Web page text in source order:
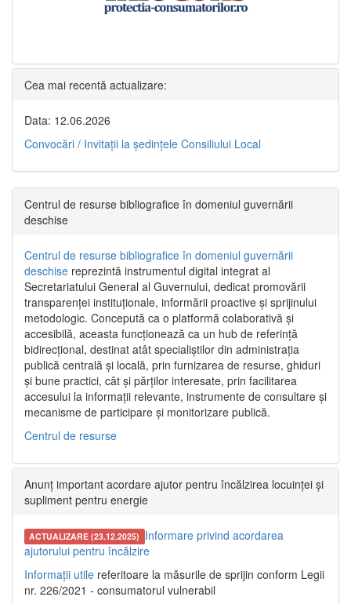
Cea mai recentă actualizare:
Data: 12.06.2026
Convocări / Invitaţii la şedinţele Consiliului Local
Centrul de resurse bibliografice în domeniul guvernării
deschise
Centrul de resurse bibliografice în domeniul guvernării
deschise reprezintă instrumentul digital integrat al
Secretariatului General al Guvernului, dedicat promovării
transparenței instituționale, informării proactive și sprijinului
metodologic. Concepută ca o platformă colaborativă și
accesibilă, aceasta funcționează ca un hub de referință
bidirecțional, destinat atât specialiștilor din administrația
publică centrală și locală, prin furnizarea de resurse, ghiduri
și bune practici, cât și părților interesate, prin facilitarea
accesului la informații relevante, instrumente de consultare și
mecanisme de participare și monitorizare publică.
Centrul de resurse
Anunț important acordare ajutor pentru încălzirea locuinței și
supliment pentru energie
ACTUALIZARE (23.12.2025) Informare privind acordarea
ajutorului pentru încălzire
Informații utile referitoare la măsurile de sprijin conform Legii
nr. 226/2021 - consumatorul vulnerabil